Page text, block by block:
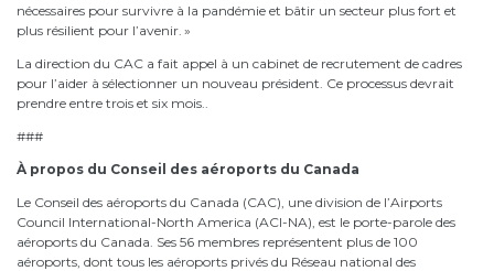
nécessaires pour survivre à la pandémie et bâtir un secteur plus fort et
plus résilient pour l’avenir. »
La direction du CAC a fait appel à un cabinet de recrutement de cadres
pour l’aider à sélectionner un nouveau président. Ce processus devrait
prendre entre trois et six mois..
###
À propos du Conseil des aéroports du Canada
Le Conseil des aéroports du Canada (CAC), une division de l’Airports
Council International-North America (ACI-NA), est le porte-parole des
aéroports du Canada. Ses 56 membres représentent plus de 100
aéroports, dont tous les aéroports privés du Réseau national des